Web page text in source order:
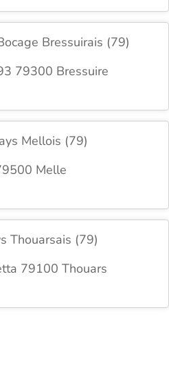
Bressuirais (79)
79300 Bressuire
Mellois (79)
Melle
Thouarsais (79)
79100 Thouars